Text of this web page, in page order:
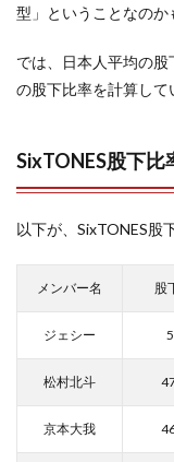
型」ということなのか
では、日本人平均の
の股下比率を計算して
SixTONES股下比
以下が、SixTONES股
メンバー名 股
ジェシー
松村北斗
京本大我